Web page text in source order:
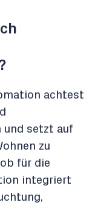
achtest
und setzt auf
zu
für die
integriert